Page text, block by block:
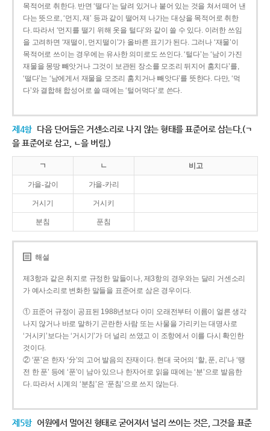
목적어로 취한다. 반면 ‘떨다’는 달려 있거나 붙어 있는 것을 쳐서 떼어 낸
다는 뜻으로, ‘먼지, 재’ 등과 같이 떨어져 나가는 대상을 목적어로 취한
다. 따라서 ‘먼지를 떨기 위해 옷을 털다’와 같이 쓸 수 있다. 이러한 쓰임
을 고려하면 ‘재떨이, 먼지떨이’가 올바른 표기가 된다. 그러나 ‘재물’이
목적어로 쓰이는 경우에는 유사한 의미로도 쓰인다. ‘털다’는 ‘남이 가진
재물을 몽땅 빼앗거나 그것이 보관된 장소를 모조리 뒤지어 훔치다’를,
‘떨다’는 ‘남에게서 재물을 모조리 훔치거나 빼앗다’를 뜻한다. 다만, ‘먹
다’와 결합해 합성어로 쓸 때에는 ‘털어먹다’로 쓴다.
제4항 다음 단어들은 거센소리로 나지 않는 형태를 표준어로 삼는다.(ㄱ
을 표준어로 삼고, ㄴ을 버림.)
ㄱ ㄴ 비고
가을-갈이 가을-카리
거시기 거시키
분침 푼침
해설
제3항과 같은 취지로 규정한 말들이나, 제3항의 경우와는 달리 거센소리
가 예사소리로 변화한 말들을 표준어로 삼은 경우이다.
① 표준어 규정이 공표된 1988년보다 이미 오래전부터 이름이 얼른 생각
나지 않거나 바로 말하기 곤란한 사람 또는 사물을 가리키는 대명사로
‘거시키’보다는 ‘거시기’가 더 널리 쓰였고 이 조항에서 이를 다시 확인한
것이다.
② ‘푼’은 한자 ‘分’의 고어 발음의 잔재이다. 현대 국어의 ‘할, 푼, 리’나 ‘땡
전 한 푼’ 등에 ‘푼’이 남아 있으나 한자어로 읽을 때에는 ‘분’으로 발음한
다. 따라서 시계의 ‘분침’은 ‘푼침’으로 쓰지 않는다.
제5항 어원에서 멀어진 형태로 굳어져서 널리 쓰이는 것은, 그것을 표준